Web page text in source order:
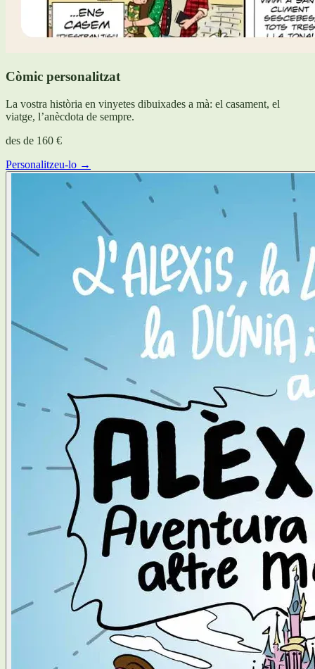
Còmic personalitzat
La vostra història en vinyetes dibuixades a mà: el casament, el
viatge, l’anècdota de sempre.
des de 160 €
Personalitzeu-lo →